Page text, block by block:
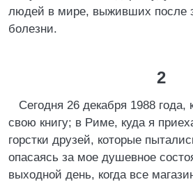
людей в мире, выживших после
болезни.
2
Сегодня 26 декабря 1988 года,
свою книгу; в Риме, куда я
горстки друзей, которые
опасаясь за мое душевное
выходной день, когда все